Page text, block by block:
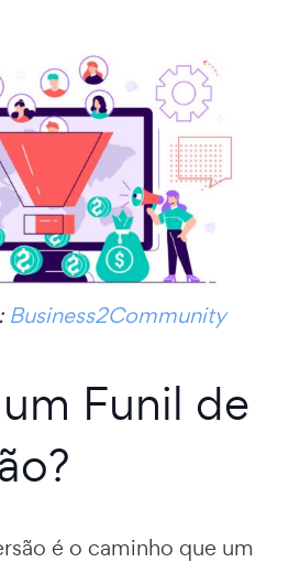
Business2Community
Funil de
é o caminho que um